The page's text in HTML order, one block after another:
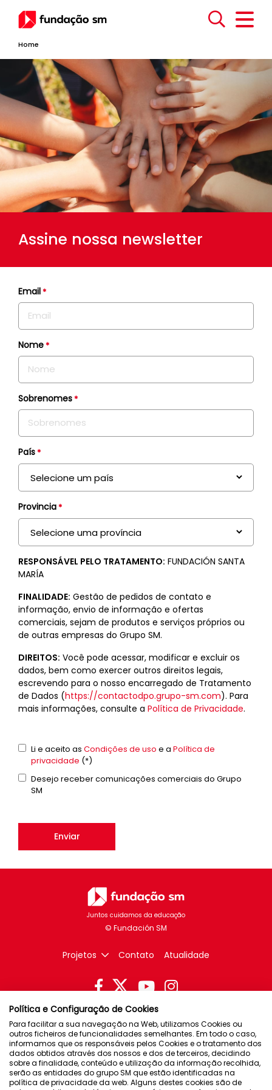
Home
Assine nossa newsletter
Email*
Nome*
Sobrenomes*
País*
Provincia*
RESPONSÁVEL PELO TRATAMENTO: FUNDACIÓN SANTA
MARÍA
FINALIDADE: Gestão de pedidos de contato e
informação, envio de informação e ofertas
comerciais, sejam de produtos e serviços próprios ou
de outras empresas do Grupo SM.
DIREITOS: Você pode acessar, modificar e excluir os
dados, bem como exercer outros direitos legais,
escrevendo para o nosso encarregado de Tratamento
de Dados (https://contactodpo.grupo-sm.com). Para
mais informações, consulte a Política de Privacidade.
Términos
condiciones
*
Li e aceito as Condições de uso e a Política de
privacidade (*)
Comunicaciones
comerciales
Desejo receber comunicações comerciais do Grupo
SM
Juntos cuidamos da educação
Projetos Contato Atualidade
Chile
Espanha
México
Porto Rico
Política e Configuração de Cookies
Para facilitar a sua navegação na Web, utilizamos Cookies ou
outros ficheiros de funcionalidades semelhantes. Em todo o caso,
informamos que os responsáveis pelos Cookies e o tratamento dos
dados obtidos através dos nossos e dos de terceiros, decidindo
sobre a finalidade, conteúdo e utilização da informação recolhida,
serão as entidades do grupo SM que estão identificadas na
política de privacidade da web. Alguns destes cookies são de